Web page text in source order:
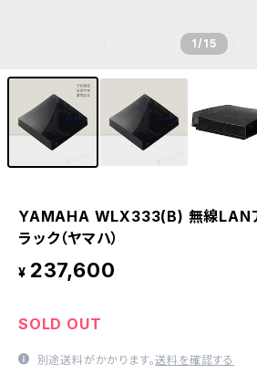
1/15
YAMAHA WLX333(B) 無線LAN
ラック（ヤマハ）
¥ 237,600
SOLD OUT
別途送料がかかります。送料を確認する